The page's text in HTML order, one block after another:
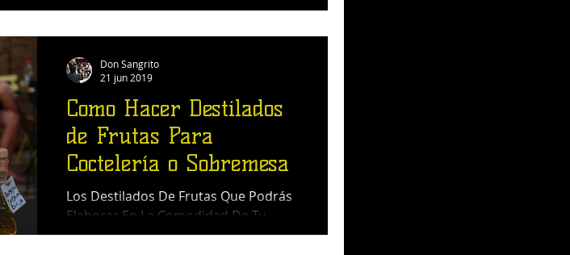
Como Hacer Destilados
de Frutas Para
Coctelería o Sobremesa
Los Destilados De Frutas Que Podrás
Elaborar En La Comodidad De Tu
Hogar
Don Sangrito
21 jun 2019